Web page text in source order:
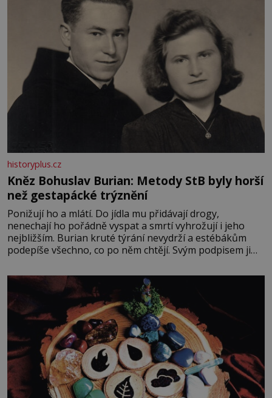
historyplus.cz
Kněz Bohuslav Burian: Metody StB byly horší
než gestapácké trýznění
Ponižují ho a mlátí. Do jídla mu přidávají drogy,
nenechají ho pořádně vyspat a smrtí vyhrožují i jeho
nejbližším. Burian kruté týrání nevydrží a estébákům
podepíše všechno, co po něm chtějí. Svým podpisem jim
fyzický ani psychický nátlak. Syn brněnského řezníka
chce být knězem a